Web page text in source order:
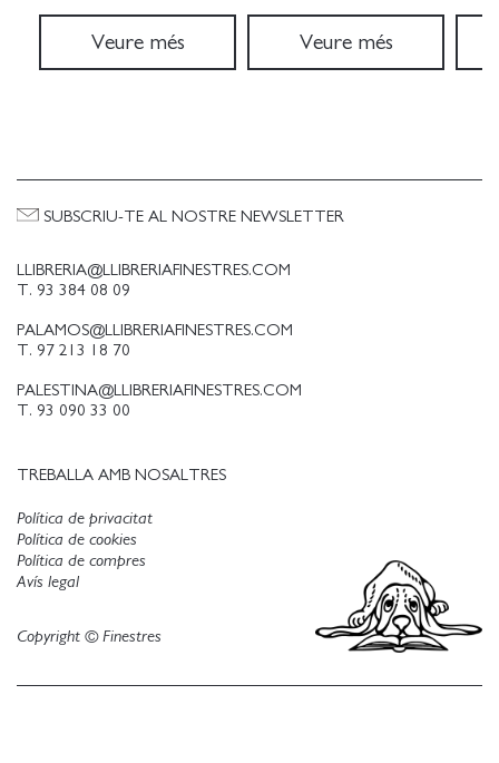
Veure més Veure més
LLIBRERIA@LLIBRERIAFINESTRES.COM
T. 93 384 08 09
PALAMOS@LLIBRERIAFINESTRES.COM
T. 97 213 18 70
PALESTINA@LLIBRERIAFINESTRES.COM
T. 93 090 33 00
TREBALLA AMB NOSALTRES
SUBSCRIU-TE AL NOSTRE NEWSLETTER
Política de privacitat
Política de cookies
Avís legal
Política de compres
Copyright © Finestres